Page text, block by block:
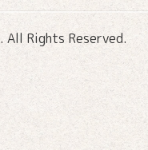
. All Rights Reserved.